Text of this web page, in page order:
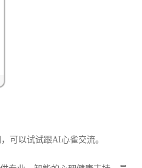
可以试试跟AI心雀交流。